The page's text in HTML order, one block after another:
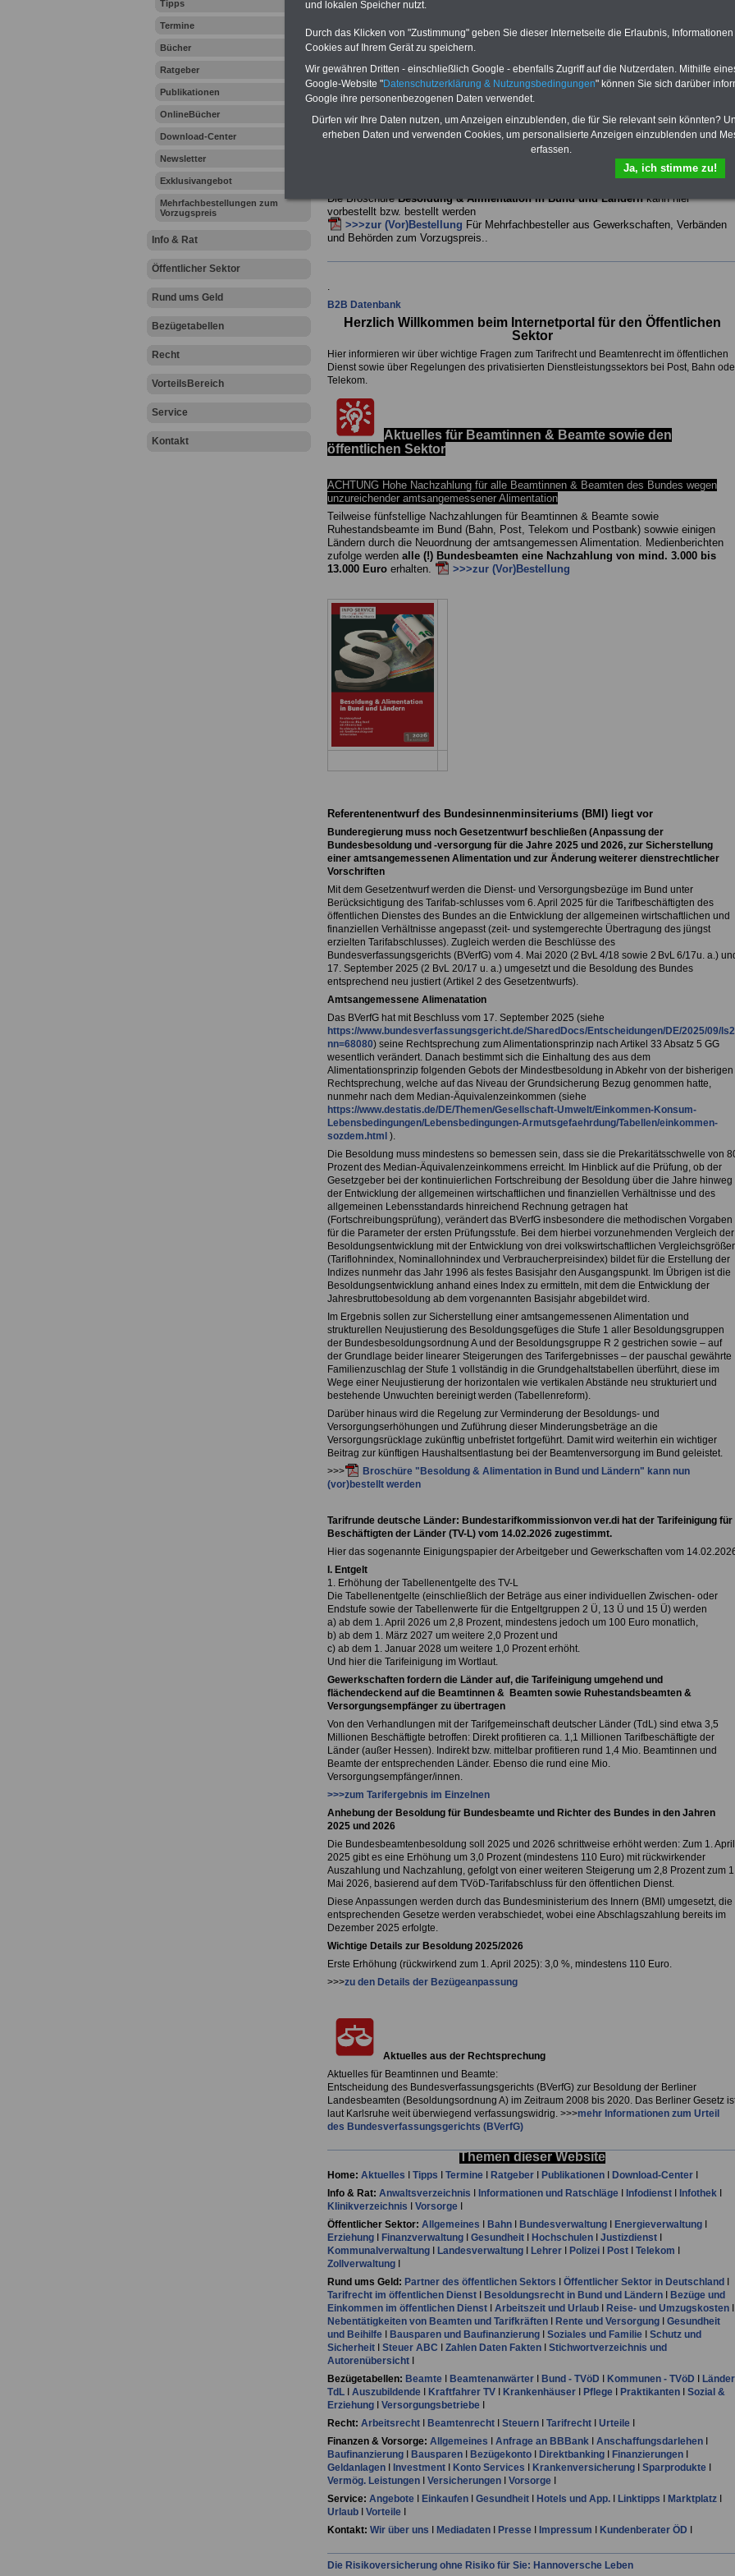
Tipps
Termine
Bücher
Ratgeber
Publikationen
OnlineBücher
Download-Center
Newsletter
Exklusivangebot
Mehrfachbestellungen zum
Vorzugspreis
Info & Rat
Öffentlicher Sektor
Rund ums Geld
Bezügetabellen
Recht
VorteilsBereich
Service
Kontakt
Nordrhein-Westfalen sowie weiteren Ländern.
Ausführliche Informationen finden Sie unter der zum Bundesalimentationsgesetz
besten Website im Netzwww.bundesalimentationsgesetz.de.
werden wir das Thema Besoldung & Alimentation in Bund und Ländern aufbereiten
dokumentieren. Die Broschüre wird unmittelbar nach dem Beschluss der
Bundesregierung zum Gesetzentwurf des Bundesalimentationsgesetzes (BAlimentG)
In der Broschüre finden Sie
alle aktuellen Besoldungstabellen
beim Bund, der
der Post, der Telekom und der Postbank sowieallerLänder. Von besonderem
Interesse ist der Entwurf der neuen Tabellen für den Bund ab 01.05.2026 nach der
manche Beamtinnen und Beamte rund 500 Euro höhere Dienstbezüge erhalten
Die BroschüreBesoldung & Alimentation in Bund und Ländernkann hier
vorbestellt bzw. bestellt werden
>>>zur (Vor)Bestellung Für Mehrfachbesteller aus Gewerkschaften, Verbänden
und Behörden zum Vorzugspreis..
.
B2B Datenbank
Herzlich Willkommen beim Internetportal für den Öffentlichen
Sektor
Hier informieren wir über wichtige Fragen zum Tarifrecht und Beamtenrecht im öffentlichen
Dienst sowie über Regelungen des privatisierten Dienstleistungssektors bei Post, Bahn
Telekom.
Aktuelles für Beamtinnen & Beamte sowie den
öffentlichen Sektor
ACHTUNG Hohe Nachzahlung für alle Beamtinnen & Beamten des Bundes wegen
unzureichender amtsangemessener Alimentation
Teilweise fünfstellige Nachzahlungen für Beamtinnen & Beamte sowie
Ruhestandsbeamte im Bund (Bahn, Post, Telekom und Postbank) sowwie einigen
Ländern durch die Neuordnung der amtsangemessen Alimentation. Medienberichten
zufolge werden alle (!) Bundesbeamten eine Nachzahlung von mind. 3.000 bis
13.000 Euroerhalten. >>>zur (Vor)Bestellung
Referentenentwurf des Bundesinnenminsiteriums (BMI) liegt vor
Bunderegierung muss noch Gesetzentwurf beschließen (Anpassung der
Bundesbesoldung und -versorgung für die Jahre 2025 und 2026, zur Sicherstellung
einer amtsangemessenen Alimentation und zur Änderung weiterer dienstrechtlicher
Vorschriften
Mit dem Gesetzentwurf werden die Dienst- und Versorgungsbezüge im Bund unter
Berücksichtigung des Tarifab-schlusses vom 6. April 2025 für die Tarifbeschäftigten des
öffentlichen Dienstes des Bundes an die Entwicklung der allgemeinen wirtschaftlichen und
finanziellen Verhältnisse angepasst (zeit- und systemgerechte Übertragung des jüngst
erzielten Tarifabschlusses). Zugleich werden die Beschlüsse des
Bundesverfassungsgerichts (BVerfG) vom 4. Mai 2020 (2 BvL 4/18 sowie 2 BvL 6/17u. a.)
17. September 2025 (2 BvL 20/17 u. a.) umgesetzt und die Besoldung des Bundes
entsprechend neu justiert (Artikel 2 des Gesetzentwurfs).
Amtsangemessene Alimenatation
Das BVerfG hat mit Beschluss vom 17. September 2025 (siehe
https://www.bundesverfassungsgericht.de/SharedDocs/Entscheidungen/DE/2025/09/
nn=68080) seine Rechtsprechung zum Alimentationsprinzip nach Artikel 33 Absatz 5 GG
wesentlich verändert. Danach bestimmt sich die Einhaltung des aus dem
Alimentationsprinzip folgenden Gebots der Mindestbesoldung in Abkehr von der bisherigen
Rechtsprechung, welche auf das Niveau der Grundsicherung Bezug genommen hatte,
nunmehr nach dem Median-Äquivalenzeinkommen (siehe
https://www.destatis.de/DE/Themen/Gesellschaft-Umwelt/Einkommen-Konsum-
Lebensbedingungen/Lebensbedingungen-Armutsgefaehrdung/Tabellen/einkommen-
sozdem.html ).
Die Besoldung muss mindestens so bemessen sein, dass sie die Prekaritätsschwelle von
Prozent des Median-Äquivalenzeinkommens erreicht. Im Hinblick auf die Prüfung, ob der
Gesetzgeber bei der kontinuierlichen Fortschreibung der Besoldung über die Jahre hinweg
der Entwicklung der allgemeinen wirtschaftlichen und finanziellen Verhältnisse und des
allgemeinen Lebensstandards hinreichend Rechnung getragen hat
(Fortschreibungsprüfung), verändert das BVerfG insbesondere die methodischen Vorgaben
für die Parameter der ersten Prüfungsstufe. Bei dem hierbei vorzunehmenden Vergleich der
Besoldungsentwicklung mit der Entwicklung von drei volkswirtschaftlichen
(Tariflohnindex, Nominallohnindex und Verbraucherpreisindex) bildet für die Erstellung der
Indizes nunmehr das Jahr 1996 als festes Basisjahr den Ausgangspunkt. Im Übrigen ist die
Besoldungsentwicklung anhand eines Index zu ermitteln, mit dem die Entwicklung der
Jahresbruttobesoldung ab dem vorgenannten Basisjahr abgebildet wird.
Im Ergebnis sollen zur Sicherstellung einer amtsangemessenen Alimentation und
strukturellen Neujustierung des Besoldungsgefüges die Stufe 1 aller Besoldungsgruppen
der Bundesbesoldungsordnung A und der Besoldungsgruppe R 2 gestrichen sowie – auf
der Grundlage beider linearer Steigerungen des Tarifergebnisses – der pauschal gewährte
Familienzuschlag der Stufe 1 vollständig in die Grundgehaltstabellen überführt, diese im
Wege einer Neujustierung der horizontalen wie vertikalen Abstände neu strukturiert und
bestehende Unwuchten bereinigt werden (Tabellenreform).
Darüber hinaus wird die Regelung zur Verminderung der Besoldungs- und
Versorgungserhöhungen und Zuführung dieser Minderungsbeträge an die
Versorgungsrücklage zukünftig unbefristet fortgeführt. Damit wird weiterhin ein wichtiger
Beitrag zur künftigen Haushaltsentlastung bei der Beamtenversorgung im Bund geleistet.
>>>
Broschüre "Besoldung & Alimentation in Bund und Ländern" kann nun
(vor)bestellt werden
Tarifrunde deutsche Länder: Bundestarifkommissionvon ver.di hat der Tarifeinigung für
Beschäftigten der Länder (TV-L) vom 14.02.2026 zugestimmt.
Hier das sogenannte Einigungspapier der Arbeitgeber und Gewerkschaften vom
I. Entgelt
1. Erhöhung der Tabellenentgelte des TV-L
Die Tabellenentgelte (einschließlich der Beträge aus einer individuellen Zwischen- oder
Endstufe sowie der Tabellenwerte für die Entgeltgruppen 2 Ü, 13 Ü und 15 Ü) werden
a) ab dem 1. April 2026 um 2,8 Prozent, mindestens jedoch um 100 Euro monatlich,
b) ab dem 1. März 2027 um weitere 2,0 Prozent und
c) ab dem 1. Januar 2028 um weitere 1,0 Prozent erhöht.
Und hier die Tarifeinigung im Wortlaut.
Gewerkschaften fordern die Länder auf, die Tarifeinigung umgehend und
flächendeckend auf die Beamtinnen & Beamten sowie Ruhestandsbeamten &
Versorgungsempfänger zu übertragen
Von den Verhandlungen mit der Tarifgemeinschaft deutscher Länder (TdL) sind etwa 3,5
Millionen Beschäftigte betroffen: Direkt profitieren ca. 1,1 Millionen Tarifbeschäftigte der
Länder (außer Hessen). Indirekt bzw. mittelbar profitieren rund 1,4 Mio. Beamtinnen und
Beamte der entsprechenden Länder. Ebenso die rund eine Mio.
Versorgungsempfänger/innen.
>>>zum Tarifergebnis im Einzelnen
Anhebung der Besoldung für Bundesbeamte und Richter des Bundes in den Jahren
2025 und 2026
Die Bundesbeamtenbesoldung soll 2025 und 2026 schrittweise erhöht werden: Zum 1. April
2025 gibt es eine Erhöhung um 3,0 Prozent (mindestens 110 Euro) mit rückwirkender
Auszahlung und Nachzahlung, gefolgt von einer weiteren Steigerung um 2,8 Prozent zum
Mai 2026, basierend auf dem TVöD-Tarifabschluss für den öffentlichen Dienst.
Diese Anpassungen werden durch das Bundesministerium des Innern (BMI) umgesetzt, die
entsprechenden Gesetze werden verabschiedet, wobei eine Abschlagszahlung bereits im
Dezember 2025 erfolgte.
Wichtige Details zur Besoldung 2025/2026
Erste Erhöhung (rückwirkend zum 1. April 2025): 3,0 %, mindestens 110 Euro.
>>>zu den Details der Bezügeanpassung
Aktuelles aus der Rechtsprechung
Aktuelles für Beamtinnen und Beamte:
Entscheidung des Bundesverfassungsgerichts (BVerfG) zur Besoldung der Berliner
Landesbeamten (Besoldungsordnung A) im Zeitraum 2008 bis 2020. Das Berliner Gesetz
laut Karlsruhe weit überwiegend verfassungswidrig. >>>mehr Informationen zum Urteil
des Bundesverfassungsgerichts (BVerfG)
Themen dieser Website
Home: Aktuelles Tipps TermineI RatgeberI PublikationenI Download-CenterI
Info & Rat: Anwaltsverzeichnis Informationen und RatschlägeI InfodienstI InfothekI
Klinikverzeichnis
VorsorgeI
Öffentlicher Sektor: Allgemeines BahnI BundesverwaltungI EnergieverwaltungI
ErziehungI FinanzverwaltungI GesundheitI HochschulenI JustizdienstI
KommunalverwaltungI LandesverwaltungI LehrerI PolizeiI PostI Telekom
ZollverwaltungI
Rund ums Geld: Partner des öffentlichen Sektors Öffentlicher Sektor in Deutschland
Tarifrecht im öffentlichen DienstI Besoldungsrecht in Bund und LändernI
Bezüge und
Einkommen im öffentlichen DienstI Arbeitszeit und UrlaubI Reise- und UmzugskostenI
Nebentätigkeiten von Beamten und TarifkräftenI Rente und VersorgungI Gesundheit
und BeihilfeI Bausparen und BaufinanzierungI Soziales und FamilieI Schutz und
SicherheitI Steuer ABC Zahlen Daten FaktenI Stichwortverzeichnis und
AutorenübersichtI
Bezügetabellen: BeamteI BeamtenanwärterI Bund - TVöD Kommunen - TVöD
Länder
TdLI AuszubildendeI Kraftfahrer TVI KrankenhäuserI PflegeI PraktikantenI Sozial &
ErziehungI VersorgungsbetriebeI
Recht: ArbeitsrechtI BeamtenrechtI SteuernI TarifrechtI UrteileI
Finanzen & Vorsorge: Allgemeines Anfrage an BBBankI AnschaffungsdarlehenI
BaufinanzierungI BausparenI BezügekontoI DirektbankingI FinanzierungenI
GeldanlagenI InvestmentI Konto Services KrankenversicherungI SparprodukteI
Vermög. LeistungenI VersicherungenI VorsorgeI
Service: AngeboteI EinkaufenI GesundheitI Hotels und App.I Linktipps MarktplatzI
UrlaubI VorteileI
Kontakt: Wir über uns MediadatenI PresseI Impressum Kundenberater ÖD
Die Risikoversicherung ohne Risiko für Sie: Hannoversche Leben
und lokalen Speicher nutzt.
Durch das Klicken von "Zustimmung" geben Sie dieser Internetseite die Erlaubnis,
Cookies auf Ihrem Gerät zu speichern.
Wir gewähren Dritten - einschließlich Google - ebenfalls Zugriff auf die Nutzerdaten. Mithilfe
Google-Website "Datenschutzerklärung & Nutzungsbedingungen" können Sie sich darüber
Google ihre personenbezogenen Daten verwendet.
Dürfen wir Ihre Daten nutzen, um Anzeigen einzublenden, die für Sie relevant sein könnten?
erheben Daten und verwenden Cookies, um personalisierte Anzeigen einzublenden und
erfassen.
Ja, ich stimme zu!